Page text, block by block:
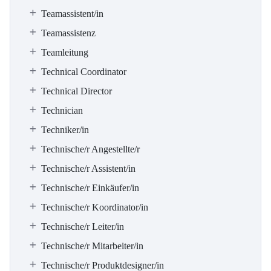
Teamassistent/in
Teamassistenz
Teamleitung
Technical Coordinator
Technical Director
Technician
Techniker/in
Technische/r Angestellte/r
Technische/r Assistent/in
Technische/r Einkäufer/in
Technische/r Koordinator/in
Technische/r Leiter/in
Technische/r Mitarbeiter/in
Technische/r Produktdesigner/in